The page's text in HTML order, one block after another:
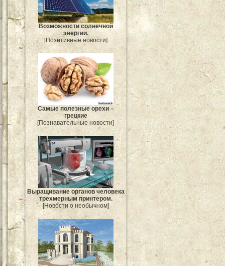
Возможности солнечной
энергии.
[Позитивные новости]
Самые полезные орехи –
грецкие
[Познавательные новости]
Выращивание органов человека
трехмерным принтером.
[Новости о необычном]